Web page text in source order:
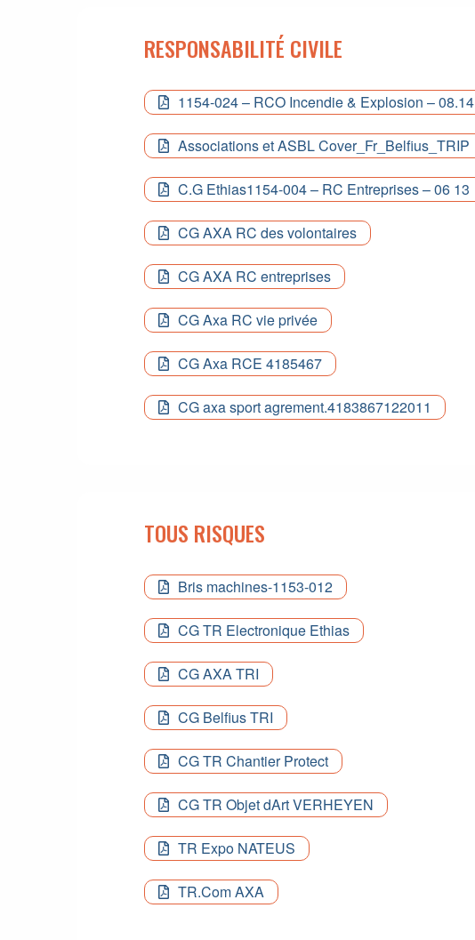
RESPONSABILITÉ CIVILE
1154-024 – RCO Incendie & Explosion – 08.14
Associations et ASBL Cover_Fr_Belfius_TRIP
C.G Ethias1154-004 – RC Entreprises – 06 13
CG AXA RC des volontaires
CG AXA RC entreprises
CG Axa RC vie privée
CG Axa RCE 4185467
CG axa sport agrement.4183867122011
TOUS RISQUES
Bris machines-1153-012
CG TR Electronique Ethias
CG AXA TRI
CG Belfius TRI
CG TR Chantier Protect
CG TR Objet dArt VERHEYEN
TR Expo NATEUS
TR.Com AXA